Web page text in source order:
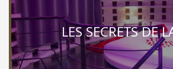
LES SECRETS DE